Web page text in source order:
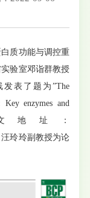
质功能与调控重
验室邓诣群教授
发表了题为”The
enzymes and
地址：
汪玲玲副教授为论